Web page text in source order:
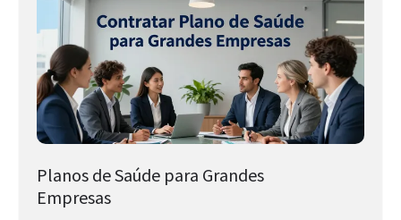
Planos de Saúde para Grandes
Empresas